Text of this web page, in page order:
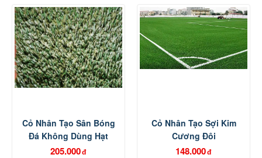
Cỏ Nhân Tạo Sân Bóng
Đá Không Dùng Hạt
Cao Su
205.000đ
Cỏ Nhân Tạo Sợi Kim
Cương Đôi
148.000đ